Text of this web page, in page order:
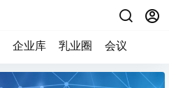
企业库 乳业圈 会议